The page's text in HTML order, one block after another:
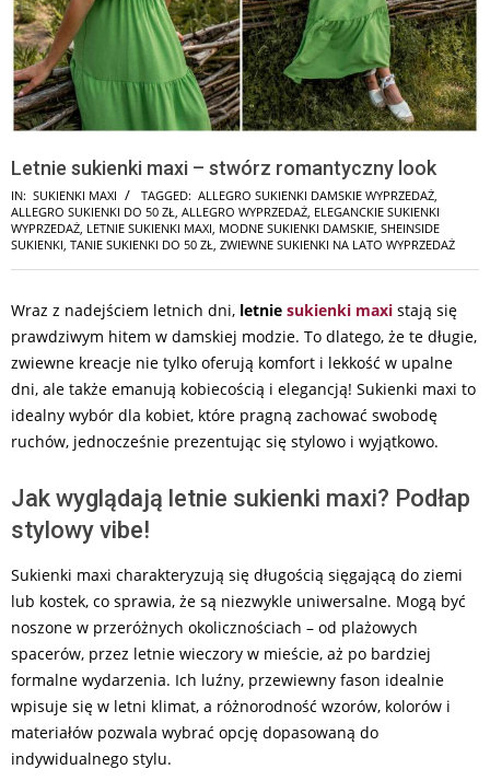
Letnie sukienki maxi – stwórz romantyczny look
IN: SUKIENKI MAXI TAGGED: ALLEGRO SUKIENKI DAMSKIE WYPRZEDAŻ,
ALLEGRO SUKIENKI DO 50 ZŁ, ALLEGRO WYPRZEDAŻ, ELEGANCKIE SUKIENKI
WYPRZEDAŻ, LETNIE SUKIENKI MAXI, MODNE SUKIENKI DAMSKIE, SHEINSIDE
SUKIENKI, TANIE SUKIENKI DO 50 ZŁ, ZWIEWNE SUKIENKI NA LATO WYPRZEDAŻ
Wraz z nadejściem letnich dni, letnie sukienki maxi stają się
prawdziwym hitem w damskiej modzie. To dlatego, że te długie,
zwiewne kreacje nie tylko oferują komfort i lekkość w upalne
dni, ale także emanują kobiecością i elegancją! Sukienki maxi to
idealny wybór dla kobiet, które pragną zachować swobodę
ruchów, jednocześnie prezentując się stylowo i wyjątkowo.
Jak wyglądają letnie sukienki maxi? Podłap
stylowy vibe!
Sukienki maxi charakteryzują się długością sięgającą do ziemi
lub kostek, co sprawia, że są niezwykle uniwersalne. Mogą być
noszone w przeróżnych okolicznościach – od plażowych
spacerów, przez letnie wieczory w mieście, aż po bardziej
formalne wydarzenia. Ich luźny, przewiewny fason idealnie
wpisuje się w letni klimat, a różnorodność wzorów, kolorów i
materiałów pozwala wybrać opcję dopasowaną do
indywidualnego stylu.